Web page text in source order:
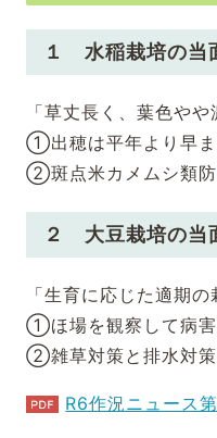
１ 水稲栽培の当
「草丈長く、葉色や
①出穂は平年より早ま
②斑点米カメムシ類
２ 大豆栽培の当
「生育に応じた適期の
①ほ場を観察して病害
②雑草対策と排水対
R6作況ニュース